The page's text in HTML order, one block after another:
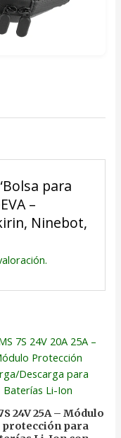
para
–
Ninebot,
24V 25A – Módulo
protección para